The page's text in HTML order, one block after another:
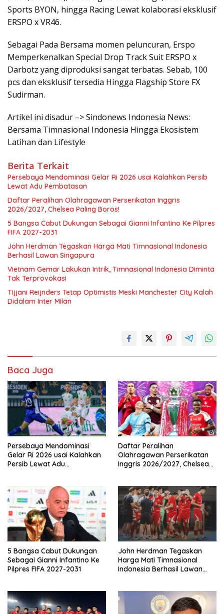
Sports BYON, hingga Racing Lewat kolaborasi eksklusif
ERSPO x VR46.
Sebagai Pada Bersama momen peluncuran, Erspo
Memperkenalkan Special Drop Track Suit ERSPO x
Darbotz yang diproduksi sangat terbatas. Sebab, 100
pcs dan eksklusif tersedia Hingga Flagship Store FX
Sudirman.
Artikel ini disadur –> Sindonews Indonesia News:
Bersama Timnasional Indonesia Hingga Ekosistem
Latihan dan Lifestyle
Berita Terkait
Persebaya Mendominasi Gelar Ri 2026 usai Kalahkan Persib
Lewat Adu Pembatasan
Daftar Peralihan Olahragawan Perserikatan Inggris
2026/2027, Chelsea Paling Boros!
5 Bangsa Cabut Dukungan Sebagai Gianni Infantino Ke Pilpres
FIFA 2027-2031
John Herdman Tegaskan Harga Mati Timnasional Indonesia
Berhasil Lawan Singapura
Vietnam Gemar Lakukan Intrik, Timnasional Indonesia Diminta
Tak Terprovokasi
Tijjani Reijnders Tetap Optimistis Meski Manchester City Kalah
Didalam Inter Milan
Baca Juga
Persebaya Mendominasi
Gelar Ri 2026 usai Kalahkan
Persib Lewat Adu
Daftar Peralihan
Olahragawan Perserikatan
Inggris 2026/2027, Chelsea
5 Bangsa Cabut Dukungan
Sebagai Gianni Infantino Ke
Pilpres FIFA 2027-2031
John Herdman Tegaskan
Harga Mati Timnasional
Indonesia Berhasil Lawan